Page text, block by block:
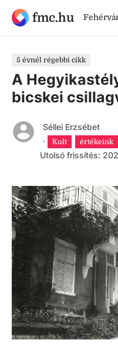
fmc.hu
5 évnél régebbi cikk
A
bicskei
Séllei Erzsébet
·
Kult értékeink
Utolsó frissítés: